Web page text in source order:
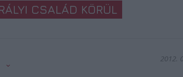
CSALÁD KÖRÜL
2012.